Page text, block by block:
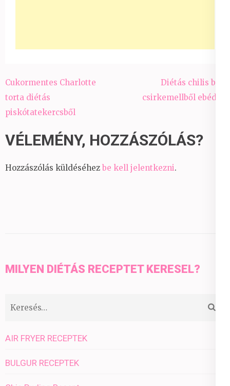
Bejegyzés
navigáció
Cukormentes Charlotte
torta diétás
piskótatekercsből
Diétás chilis bab
csirkemellből ebédre
VÉLEMÉNY, HOZZÁSZÓLÁS?
Hozzászólás küldéséhez be kell jelentkezni.
MILYEN DIÉTÁS RECEPTET KERESEL?
AIR FRYER RECEPTEK
BULGUR RECEPTEK